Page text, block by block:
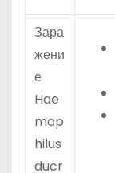
Зара
жени
е
Hae
mop
hilus
ducr